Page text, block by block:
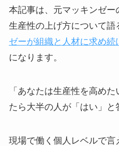
本記事は、元マッキンゼ
生産性の上げ方について語
ゼーが組織と人材に求め続
になります。
「あなたは生産性を高め
たら大半の人が「はい」と
現場で働く個人レベルで言